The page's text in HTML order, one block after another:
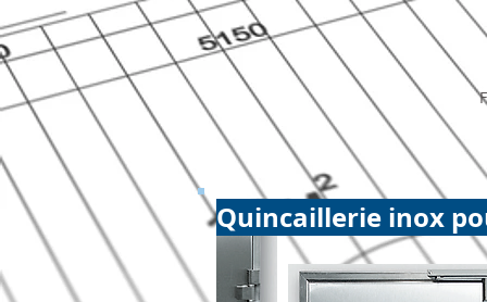
Quincaillerie inox